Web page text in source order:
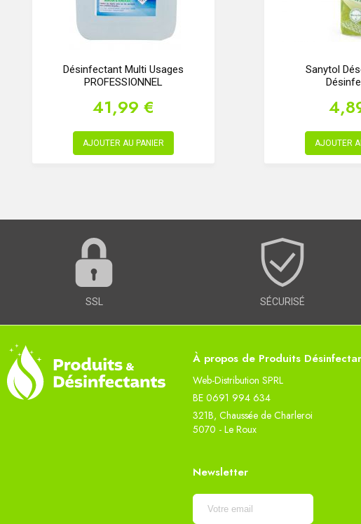
Désinfectant Multi Usages
PROFESSIONNEL
41,99 €
AJOUTER AU PANIER
Sanytol
AJOUTER
SSL SÉCURISÉ
À propos de Produits
Web-Distribution SPRL
BE 0691 994 634
321B, Chaussée de Charleroi
5070 - Le Roux
Newsletter